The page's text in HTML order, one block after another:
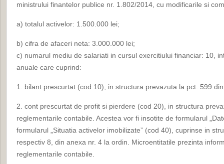
ministrului finantelor publice nr. 1.802/2014, cu modificarile si
a) totalul activelor: 1.500.000 lei;
b) cifra de afaceri neta: 3.000.000 lei;
c) numarul mediu de salariati in cursul exercitiului financiar: 10,
anuale care cuprind:
1. bilant prescurtat (cod 10), in structura prevazuta la pct. 599
2. cont prescurtat de profit si pierdere (cod 20), in structura
reglementarile contabile. Acestea vor fi insotite de formularul
formularul „Situatia activelor imobilizate” (cod 40), cuprinse in
respectiv 8, din anexa nr. 4 la ordin. Microentitatile prezinta
reglementarile contabile.